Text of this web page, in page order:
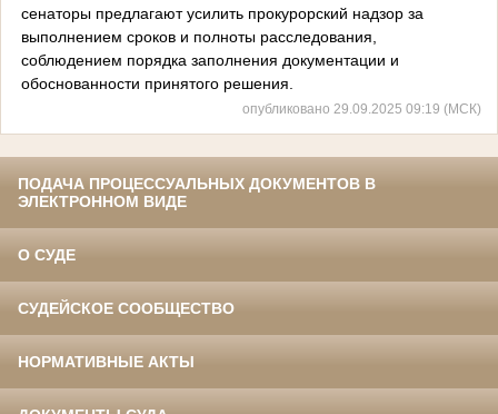
сенаторы предлагают усилить прокурорский надзор за
выполнением сроков и полноты расследования,
соблюдением порядка заполнения документации и
обоснованности принятого решения.
опубликовано 29.09.2025 09:19 (МСК)
ПОДАЧА ПРОЦЕССУАЛЬНЫХ ДОКУМЕНТОВ В
ЭЛЕКТРОННОМ ВИДЕ
О СУДЕ
СУДЕЙСКОЕ СООБЩЕСТВО
НОРМАТИВНЫЕ АКТЫ